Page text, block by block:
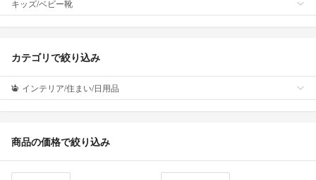
キッズ/ベビー靴
カテゴリで絞り込み
インテリア/住まい/日用品
商品の価格で絞り込み